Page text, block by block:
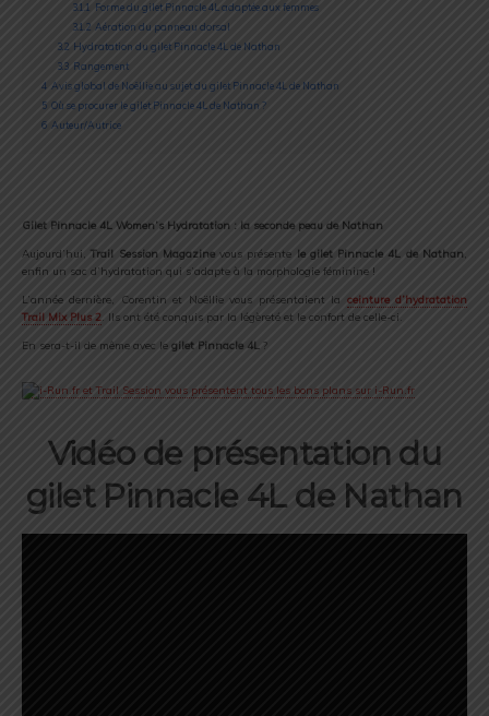
3.1.1
Forme du gilet Pinnacle 4L adaptée aux femmes
3.1.2 Aération du panneau dorsal
3.2 Hydratation du gilet Pinnacle 4L de Nathan
3.3 Rangement
4 Avis global de Noëllie au sujet du gilet Pinnacle 4L de Nathan
5 Où se procurer le gilet Pinnacle 4L de Nathan ?
6 Auteur/Autrice
Gilet Pinnacle 4L Women’s Hydratation : la seconde peau de Nathan
Aujourd’hui,Trail Session Magazinevous présente le gilet Pinnacle 4L de Nathan,
enfin un sac d’hydratation qui s’adapte à la morphologie féminine !
L’année dernière, Corentin et Noëllie vous présentaient la ceinture d’hydratation
Trail Mix Plus 2. Ils ont été conquis par la légèreté et le confort de celle-ci.
En sera-t-il de même avec le gilet Pinnacle 4L ?
Vidéo de présentation du
gilet Pinnacle 4L de Nathan